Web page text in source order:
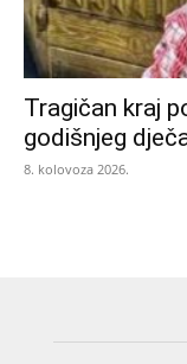
Tragičan kraj
godišnjeg
8. kolovoza 2026.